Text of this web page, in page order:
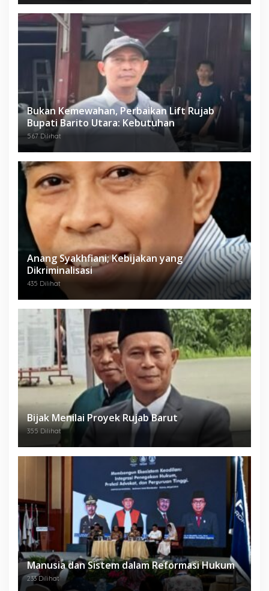
Bukan Kemewahan, Perbaikan Lift Rujab
Bupati Barito Utara: Kebutuhan
567 Dilihat
Anang Syakhfiani; Kebijakan yang
Dikriminalisasi
435 Dilihat
Bijak Menilai Proyek Rujab Barut
355 Dilihat
Manusia dan Sistem dalam Reformasi Hukum
233 Dilihat